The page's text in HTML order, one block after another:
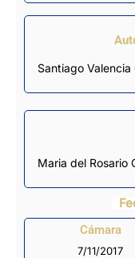
Santiago
Maria del
Cámara
7/11/2017